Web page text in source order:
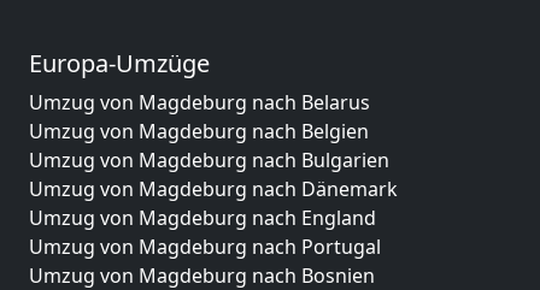
Europa-Umzüge
Umzug von Magdeburg nach Belarus
Umzug von Magdeburg nach Belgien
Umzug von Magdeburg nach Bulgarien
Umzug von Magdeburg nach Dänemark
Umzug von Magdeburg nach England
Umzug von Magdeburg nach Portugal
Umzug von Magdeburg nach Bosnien